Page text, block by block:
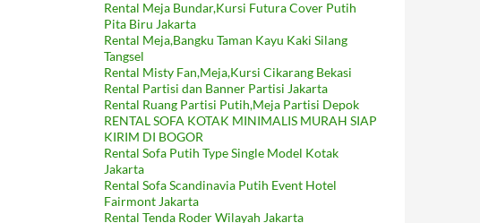
Rental Meja Bundar,Kursi Futura Cover Putih
Pita Biru Jakarta
Rental Meja,Bangku Taman Kayu Kaki Silang
Tangsel
Rental Misty Fan,Meja,Kursi Cikarang Bekasi
Rental Partisi dan Banner Partisi Jakarta
Rental Ruang Partisi Putih,Meja Partisi Depok
RENTAL SOFA KOTAK MINIMALIS MURAH SIAP
KIRIM DI BOGOR
Rental Sofa Putih Type Single Model Kotak
Jakarta
Rental Sofa Scandinavia Putih Event Hotel
Fairmont Jakarta
Rental Tenda Roder Wilayah Jakarta